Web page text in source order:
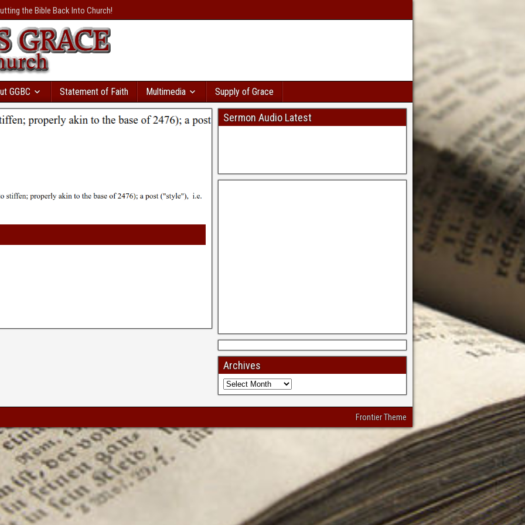
с большой
вы пойдете в
сразу же. Там даже
база
Кредит без відмови і
моментально
с автоматическим
the Bible Back Into Church!
GGBC Statement of Faith Multimedia Supply of Grace
Sermon Audio Latest
Archives
Frontier Theme